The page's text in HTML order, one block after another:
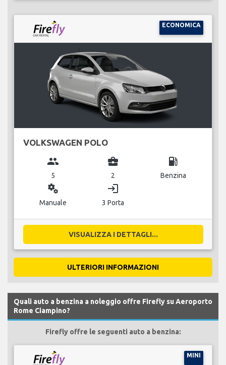
ECONOMICA
VOLKSWAGEN POLO
group
5
business_center
2
local_gas_station
Benzina
miscellaneous_services
Manuale
login
3 Porta
VISUALIZZA I DETTAGLI...
ULTERIORI INFORMAZIONI
Quali auto a benzina a noleggio offre Firefly su Aeroporto
Rome Ciampino?
Firefly offre le seguenti auto a benzina:
MINI